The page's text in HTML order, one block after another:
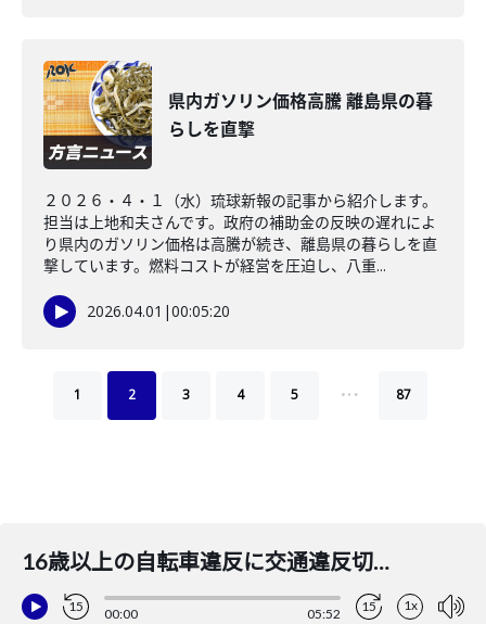
県内ガソリン価格高騰 離島県の暮
らしを直撃
２０２６・４・１（水）琉球新報の記事から紹介します。
担当は上地和夫さんです。政府の補助金の反映の遅れによ
り県内のガソリン価格は高騰が続き、離島県の暮らしを直
撃しています。燃料コストが経営を圧迫し、八重...
2026.04.01 |00:05:20
1 2 3 4 5 … 87
16歳以上の自転車違反に交通違反切符を導入へ
15 00:00 05:52 15 1x